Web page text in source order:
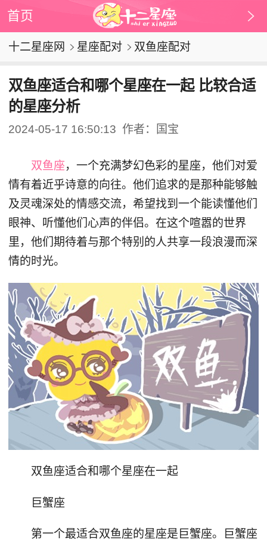
首页
十二星座网 星座配对 双鱼座配对
双鱼座适合和哪个星座在一起 比较合适
的星座分析
2024-05-17 16:50:13 作者：国宝
双鱼座，一个充满梦幻色彩的星座，他们对爱
情有着近乎诗意的向往。他们追求的是那种能够触
及灵魂深处的情感交流，希望找到一个能读懂他们
眼神、听懂他们心声的伴侣。在这个喧嚣的世界
里，他们期待着与那个特别的人共享一段浪漫而深
情的时光。
双鱼座适合和哪个星座在一起
巨蟹座
第一个最适合双鱼座的星座是巨蟹座。巨蟹座